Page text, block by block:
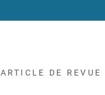
ARTICLE DE REVUE